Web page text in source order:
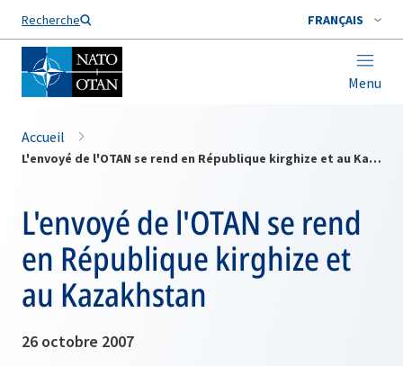
Recherche FRANÇAIS
Menu
Nom de famille*
Accueil
L'envoyé de l'OTAN se rend en République kirghize et au Kazakhstan
L'envoyé de l'OTAN se rend
en République kirghize et
au Kazakhstan
26 octobre 2007